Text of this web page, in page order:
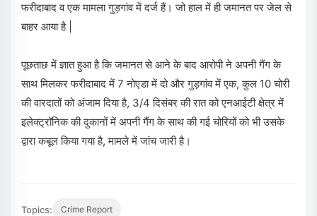
फरीदाबाद व एक मामला गुड़गांव में दर्ज हैं। जो हाल में ही जमानत पर जेल से
बाहर आया है |
पूछताछ में ज्ञात हुआ है कि जमानत से आने के बाद आरोपी ने अपनी गैंग के
साथ मिलकर फरीदाबाद में 7 नोएडा में दो और गुड़गांव में एक, कुल 10 चोरी
की वारदातों को अंजाम दिया है, 3/4 दिसंबर की रात को एनआईटी क्षेत्र में
इलेक्ट्रॉनिक की दुकानों में अपनी गैंग के साथ की गई चोरियों को भी उसके
द्वारा कबूल किया गया है, मामले में जांच जारी है।
Topics: Crime Report